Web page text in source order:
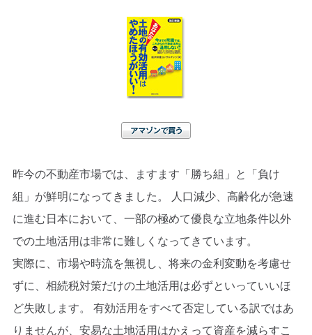
昨今の不動産市場では、ますます「勝ち組」と「負け
組」が鮮明になってきました。 人口減少、高齢化が急速
に進む日本において、一部の極めて優良な立地条件以外
での土地活用は非常に難しくなってきています。
実際に、市場や時流を無視し、将来の金利変動を考慮せ
ずに、相続税対策だけの土地活用は必ずといっていいほ
ど失敗します。 有効活用をすべて否定している訳ではあ
りませんが、安易な土地活用はかえって資産を減らすこ